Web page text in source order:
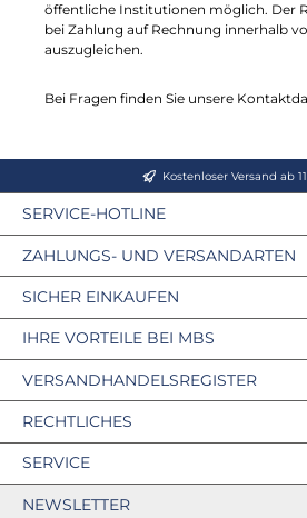
öffentliche Institutionen möglich. Der
bei Zahlung auf Rechnung innerhalb
auszugleichen.
Bei Fragen finden Sie unsere
Kostenloser Versand ab
SERVICE-HOTLINE
ZAHLUNGS- UND VERSANDARTEN
VERSANDHANDELSREGISTER
SICHER EINKAUFEN
IHRE VORTEILE BEI MBS
RECHTLICHES
SERVICE
NEWSLETTER